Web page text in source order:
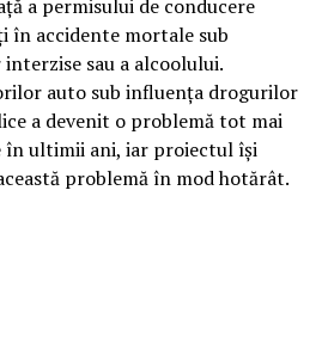
a permisului de conducere
în accidente mortale sub
sau a alcoolului.
auto sub influența drogurilor
a devenit o problemă tot mai
în ultimii ani, iar proiectul își
problemă în mod hotărât.